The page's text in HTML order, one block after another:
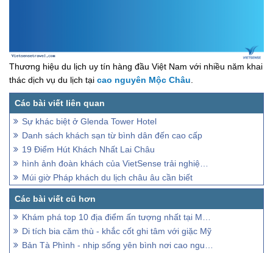
Thương hiệu du lịch uy tín hàng đầu Việt Nam với nhiều năm khai
thác dịch vụ du lịch tại cao nguyên Mộc Châu
Sự khác biệt ở Glenda Tower Hotel
Danh sách khách sạn từ bình dân đến cao cấp
19 Điểm Hút Khách Nhất Lai Châu
hình ảnh đoàn khách của VietSense trải nghiệm Mộc Châu - Tà Xùa
Múi giờ Pháp khách du lịch châu âu cần biết
Khám phá top 10 địa điểm ấn tượng nhất tại Mộc Châu
Di tích bia căm thù - khắc cốt ghi tâm với giặc Mỹ
Bản Tà Phình - nhịp sống yên bình nơi cao nguyên Mộc Châu